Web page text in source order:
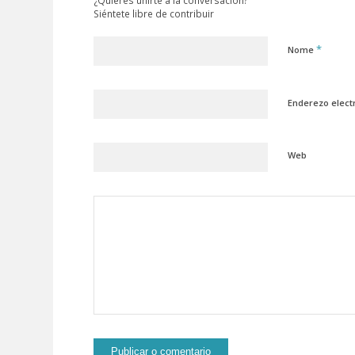
Siéntete libre de contribuir
Nome *
Enderezo
Web